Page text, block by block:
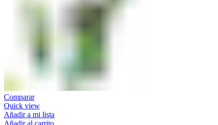
Comparar
Quick view
Añadir a mi lista